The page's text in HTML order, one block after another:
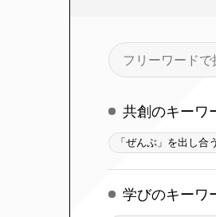
検
索
共創のキーワ
「ぜんぶ」を出し合
学びのキーワ